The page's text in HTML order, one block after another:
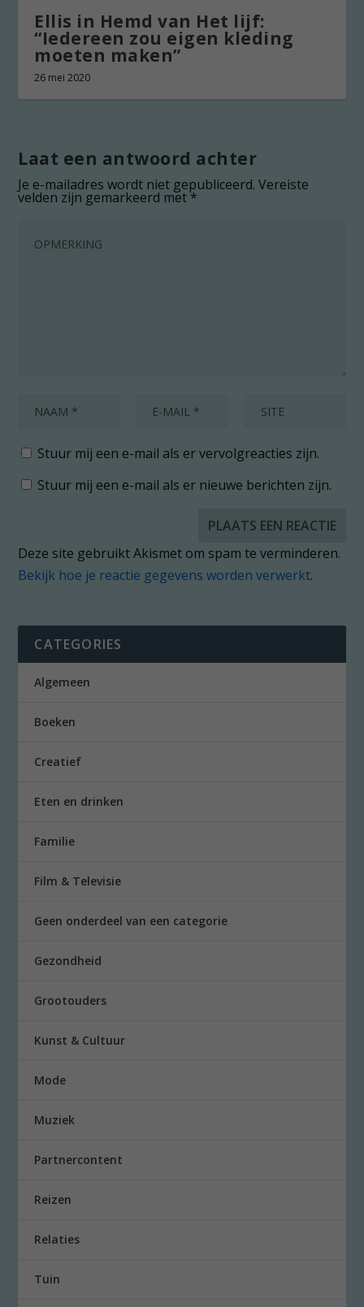
Ellis in Hemd van Het lijf:
“Iedereen zou eigen kleding
moeten maken”
26 mei 2020
Laat een antwoord achter
Je e-mailadres wordt niet gepubliceerd. Vereiste
velden zijn gemarkeerd met*
Stuur mij een e-mail als er vervolgreacties zijn.
Stuur mij een e-mail als er nieuwe berichten zijn.
Deze site gebruikt Akismet om spam te verminderen.
Bekijk hoe je reactie gegevens worden verwerkt.
CATEGORIES
Algemeen
Boeken
Creatief
Eten en drinken
Familie
Film & Televisie
Geen onderdeel van een categorie
Gezondheid
Grootouders
Kunst & Cultuur
Mode
Muziek
Partnercontent
Reizen
Relaties
Tuin